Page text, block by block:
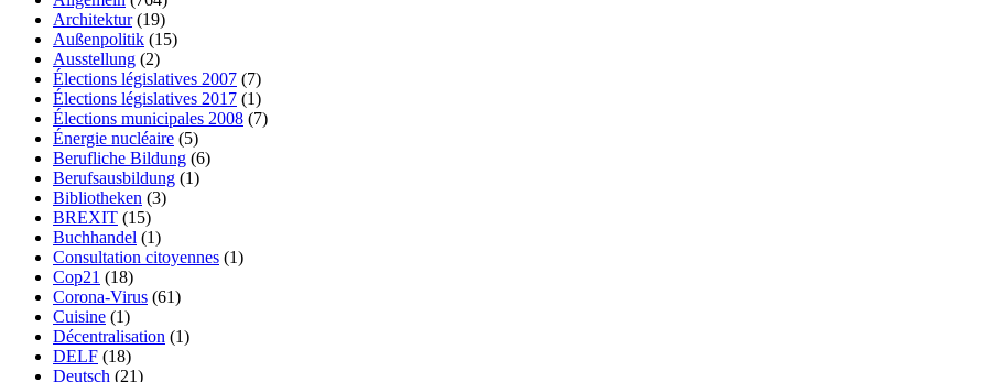
Architektur(19)
Außenpolitik (15)
Ausstellung (2)
Élections législatives 2007 (7)
Élections législatives 2017 (1)
Élections municipales 2008 (7)
Énergie nucléaire (5)
Berufliche Bildung (6)
Berufsausbildung (1)
Bibliotheken (3)
BREXIT (15)
Buchhandel (1)
Consultation citoyennes (1)
Cop21 (18)
Corona-Virus (61)
Cuisine (1)
Décentralisation (1)
DELF (18)
Deutsch (21)